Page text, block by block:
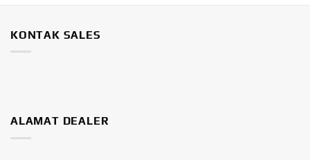
KONTAK SALES
ALAMAT DEALER